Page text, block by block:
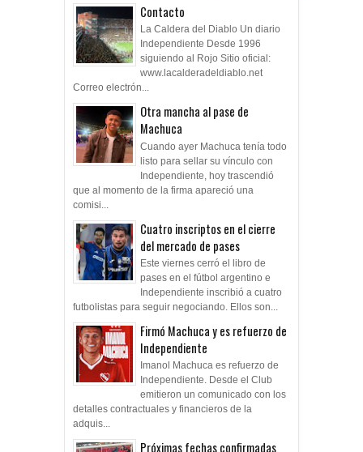
Contacto
La Caldera del Diablo Un diario
Independiente Desde 1996
siguiendo al Rojo Sitio oficial:
www.lacalderadeldiablo.net
Correo electrón...
Otra mancha al pase de
Machuca
Cuando ayer Machuca tenía todo
listo para sellar su vínculo con
Independiente, hoy trascendió
que al momento de la firma apareció una
comisi...
Cuatro inscriptos en el cierre
del mercado de pases
Este viernes cerró el libro de
pases en el fútbol argentino e
Independiente inscribió a cuatro
futbolistas para seguir negociando. Ellos son...
Firmó Machuca y es refuerzo de
Independiente
Imanol Machuca es refuerzo de
Independiente. Desde el Club
emitieron un comunicado con los
detalles contractuales y financieros de la
adquis...
Próximas fechas confirmadas